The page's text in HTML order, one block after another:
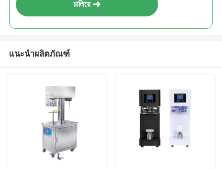
চালিয়ে
แนะนำผลิตภัณฑ์